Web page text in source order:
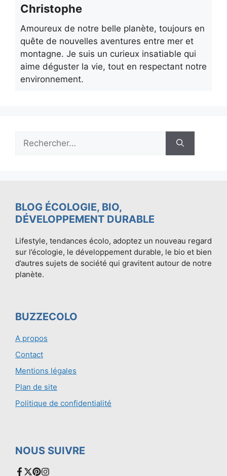
Christophe
Amoureux de notre belle planète, toujours en
quête de nouvelles aventures entre mer et
montagne. Je suis un curieux insatiable qui
aime déguster la vie, tout en respectant notre
environnement.
BLOG ÉCOLOGIE, BIO,
DÉVELOPPEMENT DURABLE
Lifestyle, tendances écolo, adoptez un nouveau regard
sur l’écologie, le développement durable, le bio et bien
d’autres sujets de société qui gravitent autour de notre
planète.
BUZZECOLO
A propos
Contact
Mentions légales
Plan de site
Politique de confidentialité
NOUS SUIVRE